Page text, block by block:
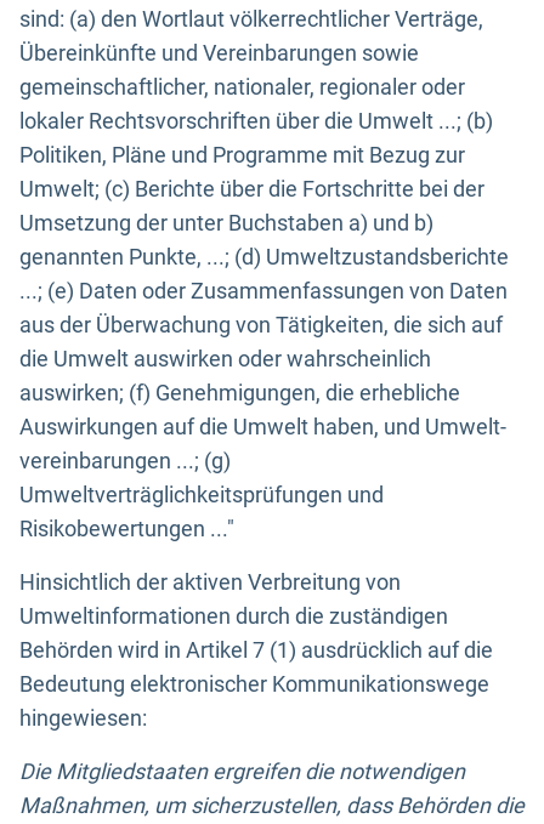
sind: (a) den Wortlaut völkerrechtlicher Verträge,
Übereinkünfte und Vereinbarungen sowie
gemeinschaftlicher, nationaler, regionaler oder
lokaler Rechtsvorschriften über die Umwelt ...; (b)
Politiken, Pläne und Programme mit Bezug zur
Umwelt; (c) Berichte über die Fortschritte bei der
Umsetzung der unter Buchstaben a) und b)
genannten Punkte, ...; (d) Umweltzustandsberichte
...; (e) Daten oder Zusammenfassungen von Daten
aus der Überwachung von Tätigkeiten, die sich auf
die Umwelt auswirken oder wahrscheinlich
auswirken; (f) Genehmigungen, die erhebliche
Auswirkungen auf die Umwelt haben, und Umwelt-
vereinbarungen ...; (g)
Umweltverträglichkeitsprüfungen und
Risikobewertungen ..."
Hinsichtlich der aktiven Verbreitung von
Umweltinformationen durch die zuständigen
Behörden wird in Artikel 7 (1) ausdrücklich auf die
Bedeutung elektronischer Kommunikationswege
hingewiesen:
Die Mitgliedstaaten ergreifen die notwendigen
Maßnahmen, um sicherzustellen, dass Behörden die